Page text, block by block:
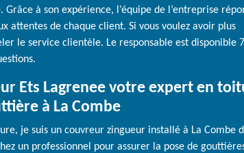
à son expérience, l’équipe de l’entreprise
attentes de chaque client. Si vous voulez avoir plus
le service clientèle. Le responsable est disponible
Ets Lagrenee votre expert en
à La Combe
je suis un couvreur zingueur installé à La Combe
un professionnel pour assurer la pose de